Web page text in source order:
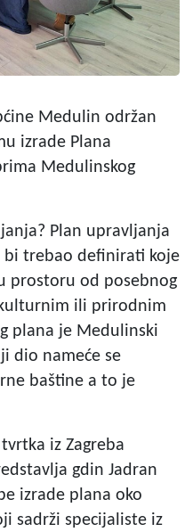
Medulin održan
izrade Plana
Medulinskog
Plan upravljanja
trebao definirati koje
prostoru od posebnog
ili prirodnim
plana je Medulinski
dio nameće se
baštine a to je
iz Zagreba
gdin Jadran
izrade plana oko
sadrži specijaliste iz